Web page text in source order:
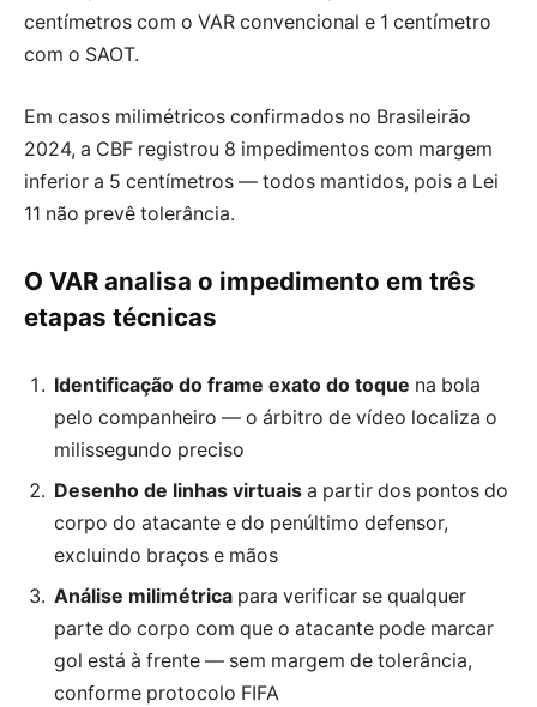
centímetros com o VAR convencional e 1 centímetro
com o SAOT.
Em casos milimétricos confirmados no Brasileirão
2024, a CBF registrou 8 impedimentos com margem
inferior a 5 centímetros — todos mantidos, pois a Lei
11 não prevê tolerância.
O VAR analisa o impedimento em três
etapas técnicas
Identificação do frame exato do toque na bola
pelo companheiro — o árbitro de vídeo localiza o
milissegundo preciso
Desenho de linhas virtuais a partir dos pontos do
corpo do atacante e do penúltimo defensor,
excluindo braços e mãos
Análise milimétrica para verificar se qualquer
parte do corpo com que o atacante pode marcar
gol está à frente — sem margem de tolerância,
conforme protocolo FIFA